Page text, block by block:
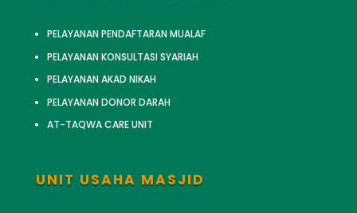
PELAYANAN PENDAFTARAN MUALAF
PELAYANAN KONSULTASI SYARIAH
PELAYANAN AKAD NIKAH
PELAYANAN DONOR DARAH
AT-TAQWA CARE UNIT
UNIT USAHA MASJID